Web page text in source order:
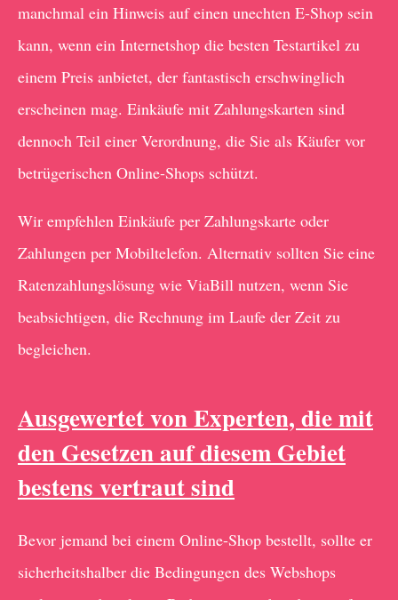
manchmal ein Hinweis auf einen unechten E-Shop sein
kann, wenn ein Internetshop die besten Testartikel zu
einem Preis anbietet, der fantastisch erschwinglich
erscheinen mag. Einkäufe mit Zahlungskarten sind
dennoch Teil einer Verordnung, die Sie als Käufer vor
betrügerischen Online-Shops schützt.
Wir empfehlen Einkäufe per Zahlungskarte oder
Zahlungen per Mobiltelefon. Alternativ sollten Sie eine
Ratenzahlungslösung wie ViaBill nutzen, wenn Sie
beabsichtigen, die Rechnung im Laufe der Zeit zu
begleichen.
Ausgewertet von Experten, die mit
den Gesetzen auf diesem Gebiet
bestens vertraut sind
Bevor jemand bei einem Online-Shop bestellt, sollte er
sicherheitshalber die Bedingungen des Webshops